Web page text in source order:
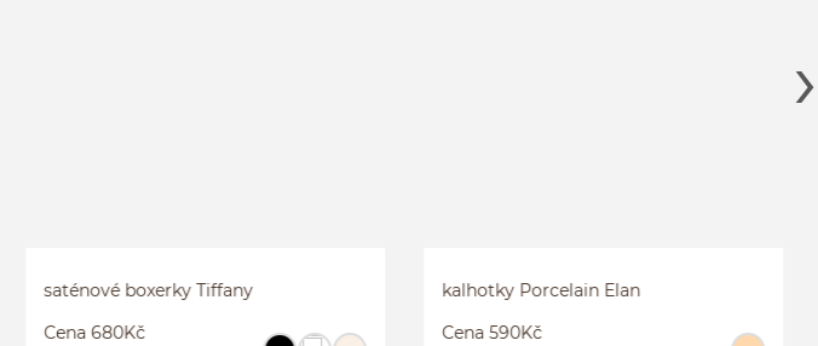
saténové boxerky Tiffany
Cena 680Kč
kalhotky Porcelain Elan
Cena 590Kč